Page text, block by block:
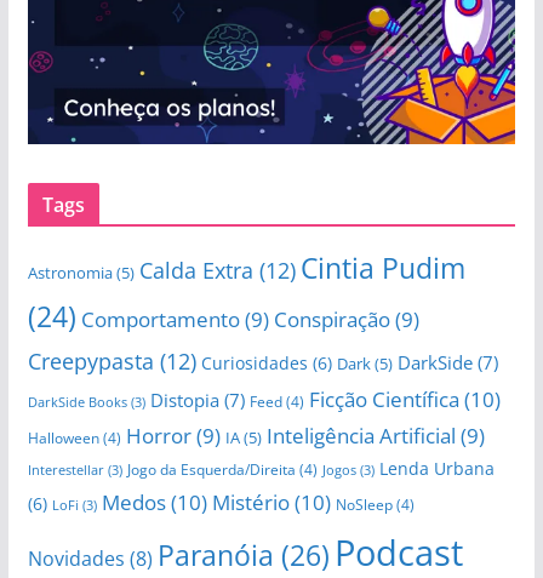
Tags
Astronomia(5) Calda Extra (12) Cintia Pudim
(24) Comportamento(9) Conspiração(9)
Creepypasta (12) Curiosidades (6) Dark(5) DarkSide(7)
DarkSide Books(3) Distopia(7) Feed(4) Ficção Científica (10)
Halloween(4) Horror(9) IA(5) Inteligência Artificial (9)
Interestellar(3) Jogo da Esquerda/Direita (4) Jogos(3) Lenda Urbana
(6) LoFi (3) Medos(10) Mistério(10) NoSleep(4)
Novidades (8) Paranóia (26) Podcast